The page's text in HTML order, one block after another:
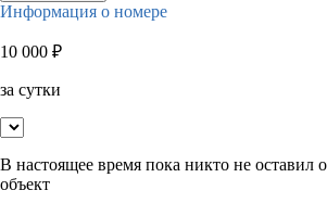
Информация о номере
10 000 ₽
за сутки
В настоящее время пока никто не оставил
объект